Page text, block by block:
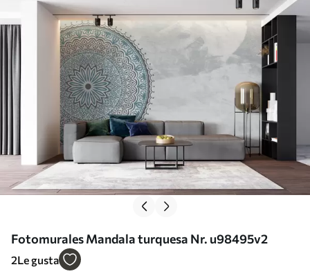
Fotomurales Mandala turquesa Nr. u98495v2
2Le gusta